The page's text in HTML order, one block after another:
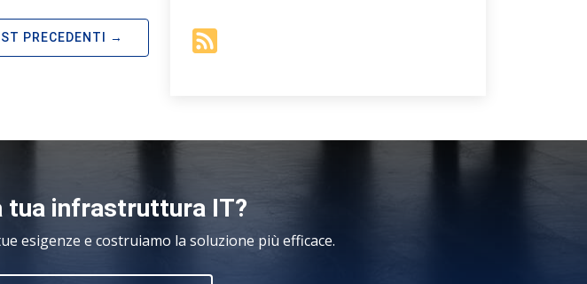
PRECEDENTI
tua infrastruttura IT?
esigenze e costruiamo la soluzione più efficace.